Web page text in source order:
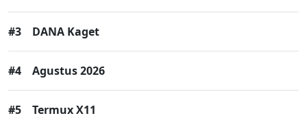
#3 DANA Kaget
#4 Agustus 2026
#5 Termux X11